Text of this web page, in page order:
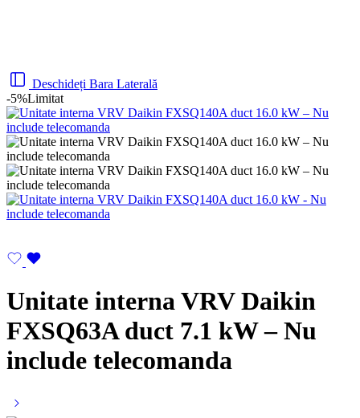
Deschideți Bara Laterală
-5%Limitat
Unitate interna VRV Daikin
FXSQ63A duct 7.1 kW – Nu
include telecomanda